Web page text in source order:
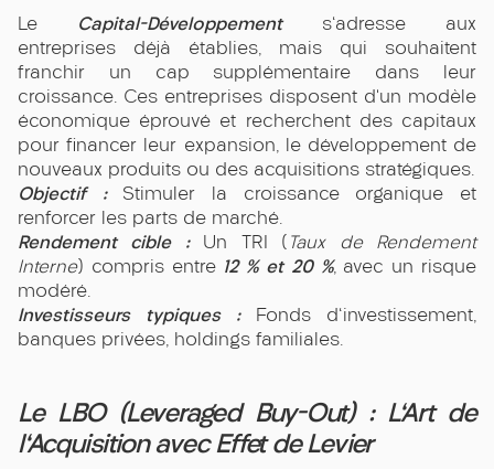
Le Capital-Développements'adresse aux
entreprises déjà établies, mais qui souhaitent
franchir un cap supplémentaire dans leur
croissance. Ces entreprises disposent d’un modèle
économique éprouvé et recherchent des capitaux
pour financer leur expansion, le développement de
nouveaux produits ou des acquisitions stratégiques.
Objectif :Stimuler la croissance organique et
renforcer les parts de marché.
Rendement cible :Un TRI ( Taux de Rendement
Interne) compris entre 12 % et 20 %, avec un risque
modéré.
Investisseurs typiques :Fonds d'investissement,
banques privées, holdings familiales.
Le LBO (Leveraged Buy-Out) : L'Art de
l'Acquisition avec Effet de Levier